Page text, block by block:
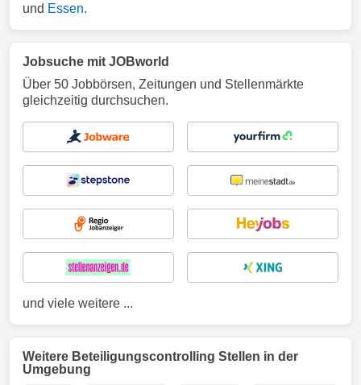
und Essen.
Jobsuche mit JOBworld
Über 50 Jobbörsen, Zeitungen und Stellenmärkte
gleichzeitig durchsuchen.
und viele weitere ...
Weitere Beteiligungscontrolling Stellen in der
Umgebung